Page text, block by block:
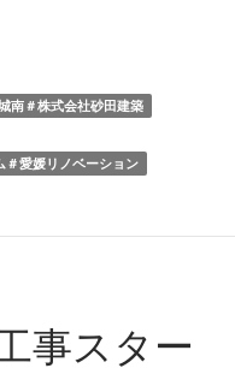
南＃株式会社砂田建築
＃愛媛リノベーション
事スター